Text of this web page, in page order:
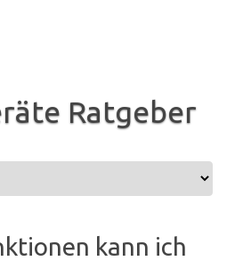
Ratgeber
kann ich